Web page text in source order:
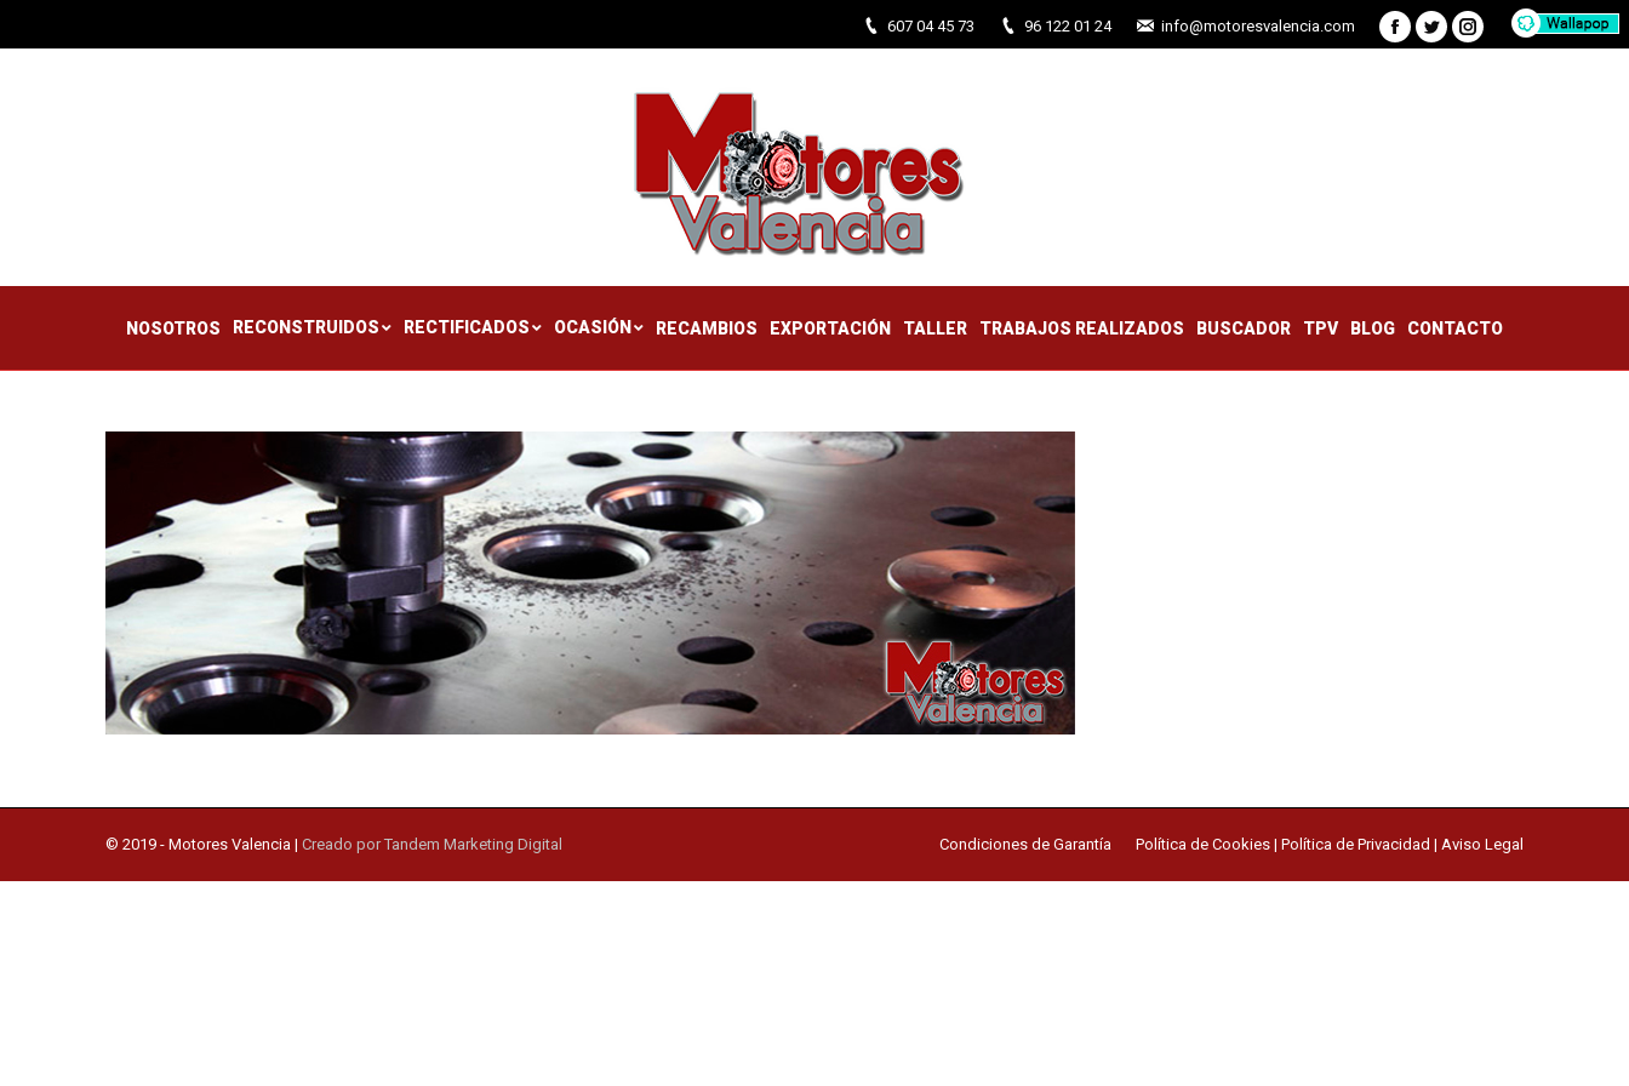
607 04 45 73 96 122 01 24 info@motoresvalencia.com
Facebook
TwitterInstagram
NOSOTROS RECONSTRUIDOS RECTIFICADOS OCASIÓN RECAMBIOS EXPORTACIÓN TALLER TRABAJOS REALIZADOS BUSCADOR TPV BLOG CONTACTO
© 2019 - Motores Valencia | Creado por Tandem Marketing Digital Condiciones de Garantía Política de Cookies | Política de Privacidad | Aviso Legal
NOSOTROS RECONSTRUIDOS RECTIFICADOS OCASIÓN RECAMBIOS EXPORTACIÓN TALLER TRABAJOS REALIZADOS BUSCADOR TPV BLOG CONTACTO